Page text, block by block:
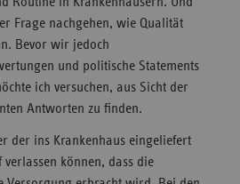
Frage nachgehen, wie Qualität
Bevor wir jedoch
und politische Statements
ich versuchen, aus Sicht der
Antworten zu finden.
der ins Krankenhaus eingeliefert
können, dass die